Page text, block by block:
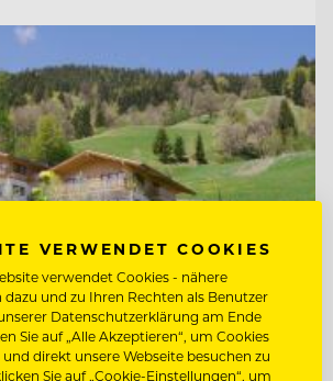
VERWENDET COOKIES
verwendet Cookies - nähere
und zu Ihren Rechten als Benutzer
Datenschutzerklärung am Ende
Sie auf „Alle Akzeptieren“, um Cookies
direkt unsere Webseite besuchen zu
Sie auf „Cookie-Einstellungen“, um